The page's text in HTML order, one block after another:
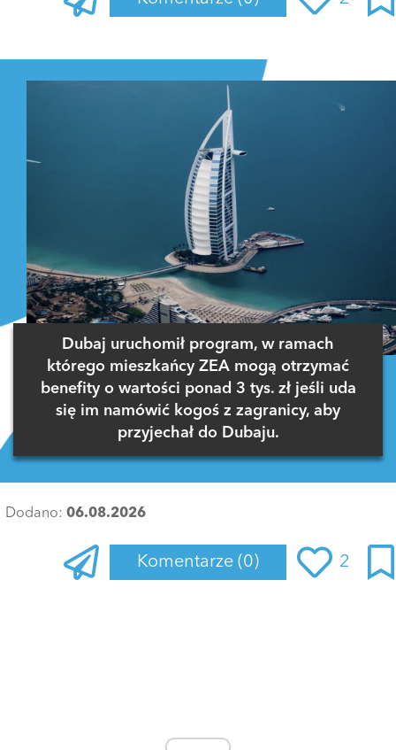
Dubaj uruchomił program, w ramach
którego mieszkańcy ZEA mogą otrzymać
benefity o wartości ponad 3 tys. zł jeśli uda
się im namówić kogoś z zagranicy, aby
przyjechał do Dubaju.
Dodano: 06.08.2026
Komentarze (0) 2